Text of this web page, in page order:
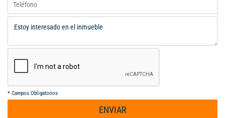
* Campos Obligatorios
ENVIAR